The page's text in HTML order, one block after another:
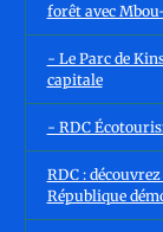
forêt avec
- Le Parc de
capitale
- RDC
RDC :
République